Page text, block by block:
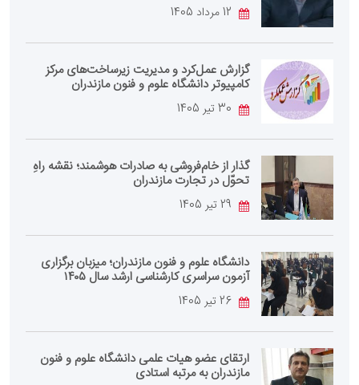
گزارش عمل‌کرد و مدیریت زیرساخت‌های مرکز
کامپیوتر دانشگاه علوم و فنون مازندران
گذار از خام‌فروشی به صادرات هوشمند؛ نقشه راهِ
تحوّل در تجارت مازندران
دانشگاه علوم و فنون مازندران؛ میزبان برگزاری
آزمون سراسری کارشناسی‌ ارشد سال ۱۴۰۵
ارتقای عضو هیات علمی دانشگاه علوم و فنون
مازندران به مرتبه استادی